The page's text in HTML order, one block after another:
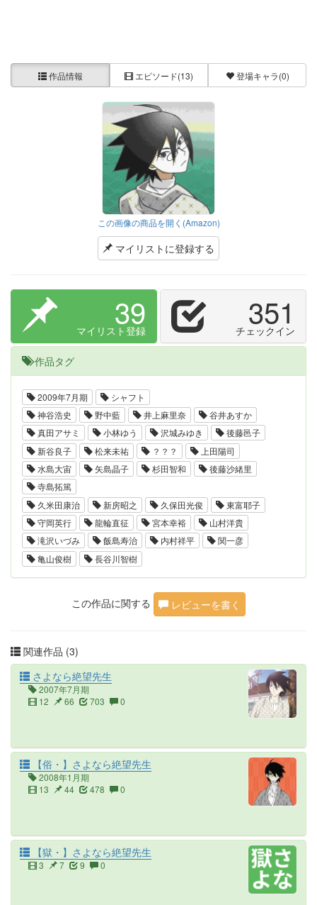
作品情報 エピソード(13) 登場キャラ(0)
この画像の商品を開く(Amazon)
マイリストに登録する
39
マイリスト登録 351
チェックイン
作品タグ
2009年7月期
シャフト
神谷浩史
野中藍 井上麻里奈
谷井あすか
真田アサミ
小林ゆう 沢城みゆき
後藤邑子
新谷良子
松来未祐 ？？？
上田陽司
水島大宙
矢島晶子 杉田智和
後藤沙緒里
寺島拓篤
久米田康治
新房昭之 久保田光俊
東富耶子
守岡英行
龍輪直征 宮本幸裕
山村洋貴
滝沢いづみ
飯島寿治 内村祥平
関一彦
亀山俊樹
長谷川智樹
この作品に関する レビューを書く
関連作品 (3)
さよなら絶望先生
2007年7月期
12
66 703 0
【俗・】さよなら絶望先生
2008年1月期
13
44 478 0
【獄・】さよなら絶望先生
3 7 9 0